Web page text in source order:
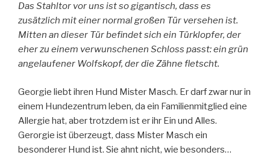
Das Stahltor vor uns ist so gigantisch, dass es
zusätzlich mit einer normal großen Tür versehen ist.
Mitten an dieser Tür befindet sich ein Türklopfer, der
eher zu einem verwunschenen Schloss passt: ein grün
angelaufener Wolfskopf, der die Zähne fletscht.
Georgie liebt ihren Hund Mister Masch. Er darf zwar nur in
einem Hundezentrum leben, da ein Familienmitglied eine
Allergie hat, aber trotzdem ist er ihr Ein und Alles.
Gerorgie ist überzeugt, dass Mister Masch ein
besonderer Hund ist. Sie ahnt nicht, wie besonders…